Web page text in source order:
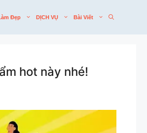
Đẹp DỊCH VỤ Bài Viết
hot này nhé!